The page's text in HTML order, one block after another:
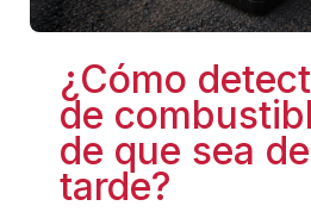
¿Cómo
de
de que sea
tarde?